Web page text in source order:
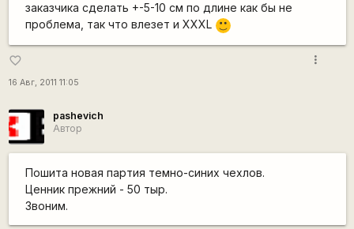
заказчика сделать +-5-10 см по длине как бы не
проблема, так что влезет и ХХХL :)
favorite_border
16 Авг, 2011 11:05
more_vert
pashevich
Автор
Пошита новая партия темно-синих чехлов.
Ценник прежний - 50 тыр.
Звоним.